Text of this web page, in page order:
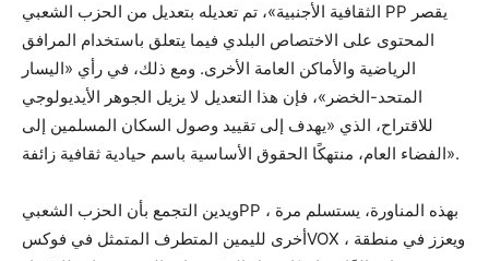
الثقافية الأجنبية»، تم تعديله بتعديل من الحزب الشعبي PP يقصر
المحتوى على الاختصاص البلدي فيما يتعلق باستخدام المرافق
الرياضية والأماكن العامة الأخرى. ومع ذلك، في رأي «اليسار
المتحد-الخضر»، فإن هذا التعديل لا يزيل الجوهر الأيديولوجي
للاقتراح، الذي «يهدف إلى تقييد وصول السكان المسلمين إلى
الفضاء العام، منتهكًا الحقوق الأساسية باسم حيادية ثقافية زائفة».
ويدين التجمع بأن الحزب الشعبيPP ، بهذه المناورة، يستسلم مرة
أخرى لليمين المتطرف المتمثل في فوكسVOX ، ويعزز في منطقة